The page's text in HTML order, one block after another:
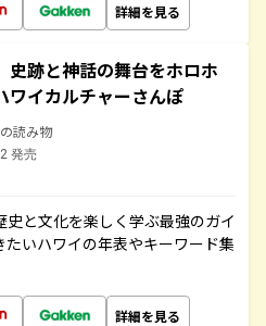
詳細を見る
跡と神話の舞台をホロホ
イカルチャーさんぽ
読み物
発売
と文化を楽しく学ぶ最強のガイ
たいハワイの年表やキーワード集
詳細を見る